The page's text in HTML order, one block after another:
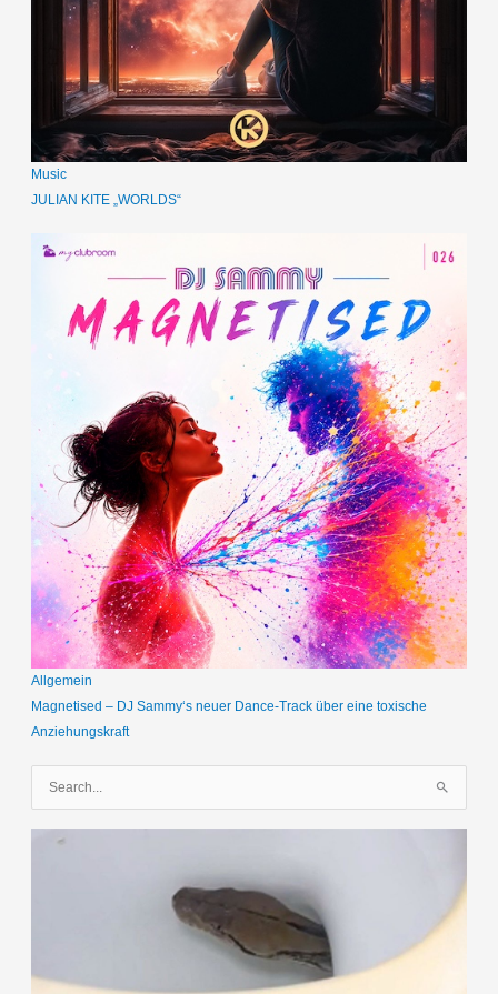
Music
JULIAN KITE „WORLDS“
Allgemein
Magnetised – DJ Sammy‘s neuer Dance-Track über eine toxische
Anziehungskraft
c
c